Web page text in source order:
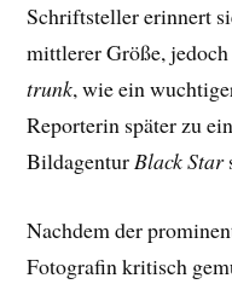
Schriftsteller erinnert
mittlerer Größe,
trunk, wie ein
Reporterin später zu
BildagenturBlack Star
Nachdem der
Fotografin kritisch